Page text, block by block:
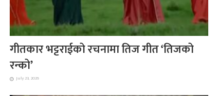
गीतकार भट्टराईको रचनामा तिज गीत ‘तिजको
रन्को’
July 23, 2026